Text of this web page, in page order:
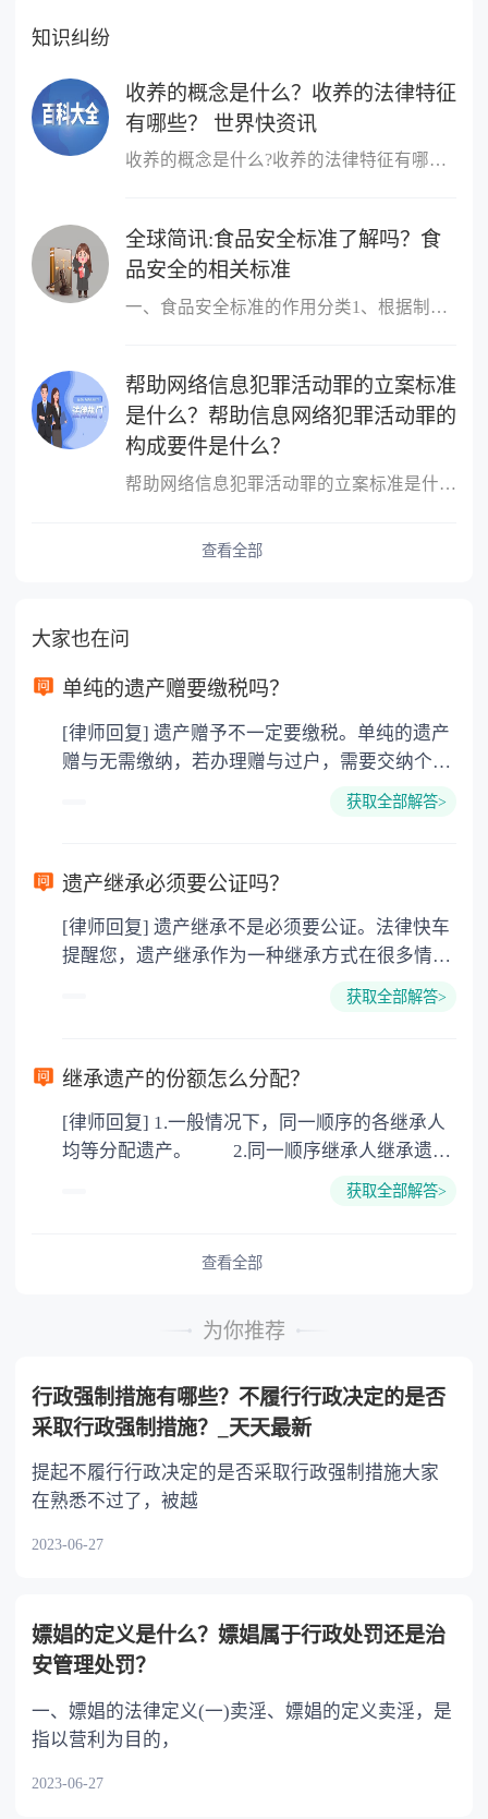
知识纠纷
收养的概念是什么？收养的法律特征
有哪些？ 世界快资讯
收养的概念是什么?收养的法律特征有哪些?收养，是指自然人领养他人
全球简讯:食品安全标准了解吗？食
品安全的相关标准
一、食品安全标准的作用分类1、根据制定标准的主体进行分类，包括国
帮助网络信息犯罪活动罪的立案标准
是什么？帮助信息网络犯罪活动罪的
构成要件是什么？
帮助网络信息犯罪活动罪的立案标准是什么？帮助网络信息犯罪活动罪
查看全部
大家也在问
单纯的遗产赠要缴税吗？
[律师回复] 遗产赠予不一定要缴税。单纯的遗产
赠与无需缴纳，若办理赠与过户，需要交纳个人
所得税、契税和公证费。赠与过户是没有增值税
要缴纳公证费，具体如下： 1. 公证费：按房
3. 印花税：按房屋评估价的0.05%缴纳 4. 土
地增值税：按房价1%缴纳 5. 房屋产权登记费：
获取全部解答>
遗产继承必须要公证吗？
[律师回复] 遗产继承不是必须要公证。法律快车
提醒您，遗产继承作为一种继承方式在很多情况
下都是不需要公证的，当然，如果需要公正的也
以防对财产继承发生纠纷，可以对遗产继承进行
公证。
获取全部解答>
继承遗产的份额怎么分配？
[律师回复] 1.一般情况下，同一顺序的各继承人
均等分配遗产。 2.同一顺序继承人继承遗产
或者与被继承人共同生活的继承人，分配遗产
的继承人，不尽扶养义务的，分配遗产时，应当
获取全部解答>
查看全部
为你推荐
行政强制措施有哪些？不履行行政决定的是否
采取行政强制措施？_天天最新
提起不履行行政决定的是否采取行政强制措施大家
在熟悉不过了，被越
2023-06-27
嫖娼的定义是什么？嫖娼属于行政处罚还是治
安管理处罚？
一、嫖娼的法律定义(一)卖淫、嫖娼的定义卖淫，是
指以营利为目的，
2023-06-27